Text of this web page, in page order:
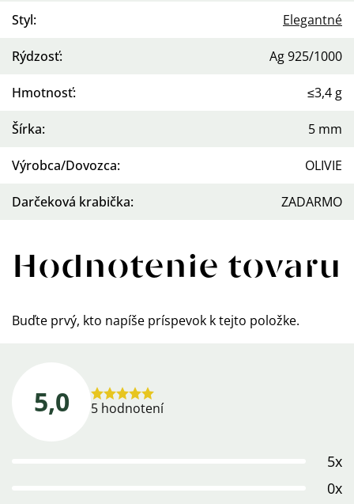
Styl: Elegantné
Rýdzosť: Ag 925/1000
Hmotnosť: ≤3,4 g
Šírka: 5 mm
Výrobca/Dovozca: OLIVIE
Darčeková krabička: ZADARMO
Hodnotenie tovaru
Buďte prvý, kto napíše príspevok k tejto položke.
5,0
Priemerné
5 hodnotení
5x
0x